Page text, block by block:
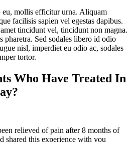
eu, mollis efficitur urna. Aliquam
facilisis sapien vel egestas dapibus.
tincidunt vel, tincidunt non magna.
Sed sodales libero id odio
nisl, imperdiet eu odio ac, sodales
tortor.
Who Have Treated In
relieved of pain after 8 months of
shared this experience with you